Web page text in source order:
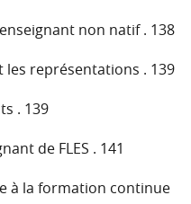
non natif . 138
les représentations . 139
. 139
de FLES . 141
à la formation continue